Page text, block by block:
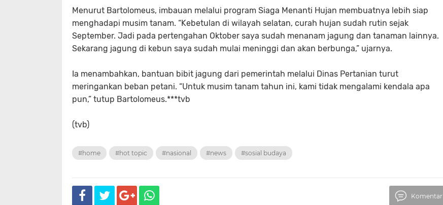
Menurut Bartolomeus, imbauan melalui program Siaga Menanti Hujan membuatnya lebih siap
menghadapi musim tanam. “Kebetulan di wilayah selatan, curah hujan sudah rutin sejak
September. Jadi pada pertengahan Oktober saya sudah menanam jagung dan tanaman lainnya.
Sekarang jagung di kebun saya sudah mulai meninggi dan akan berbunga,” ujarnya.
Ia menambahkan, bantuan bibit jagung dari pemerintah melalui Dinas Pertanian turut
meringankan beban petani. “Untuk musim tanam tahun ini, kami tidak mengalami kendala apa
pun,” tutup Bartolomeus.***tvb
(tvb)
#home #hot topic #nasional #news #sosial budaya
Komentar